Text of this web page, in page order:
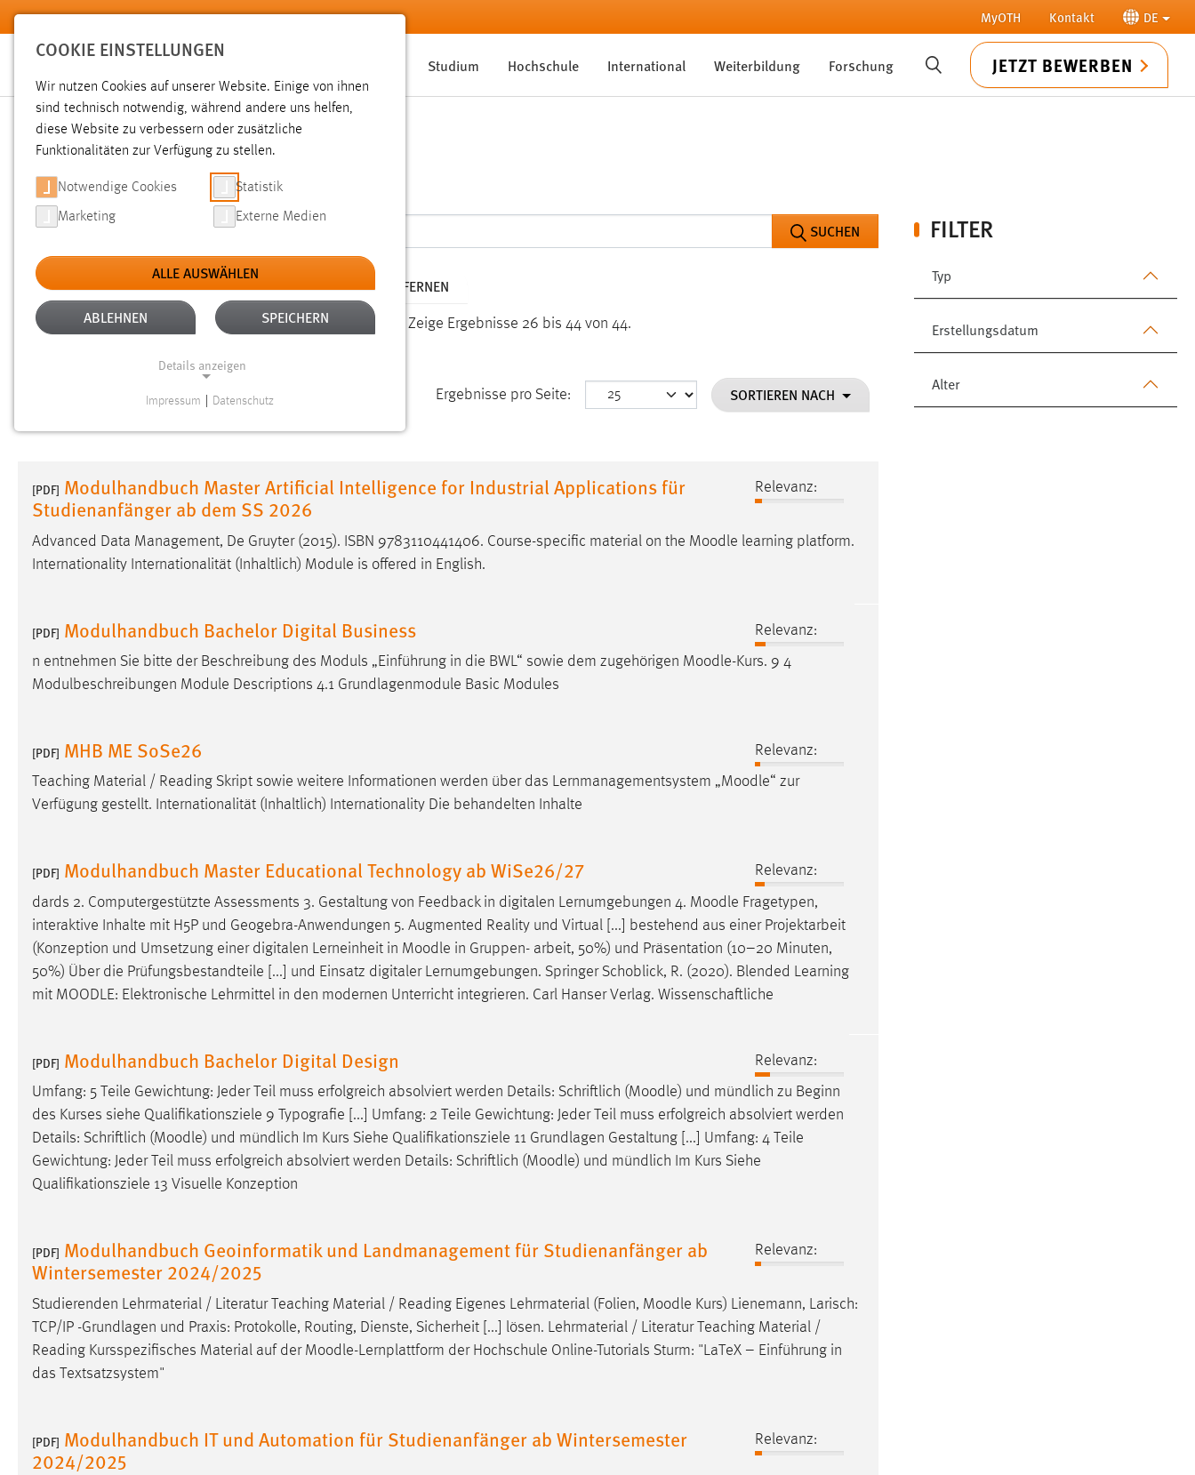
Zum Hauptinhalt springen MyOTH Kontakt DE
Studium Hochschule International Weiterbildung Forschung SUCHE JETZT BEWERBEN
SUCHE
FILTER
Typ
Erstellungsdatum
Alter
SUCHEN
Aktive Filter: ALTER: 1 BIS 6 MONATE ALLE FILTER ENTFERNEN
Gesucht nach "moodle". Es wurden 44 Ergebnisse gefunden. Zeige Ergebnisse 26 bis 44 von 44.
Ergebnisse pro Seite: SORTIEREN NACH
[PDF] Modulhandbuch Master Artificial Intelligence for Industrial Applications für
Studienanfänger ab dem SS 2026
Relevanz:
Advanced Data Management, De Gruyter (2015). ISBN 9783110441406. Course-specific material on the Moodle learning platform.
Internationality Internationalität (Inhaltlich) Module is offered in English.
[PDF] Modulhandbuch Bachelor Digital Business
Relevanz:
n entnehmen Sie bitte der Beschreibung des Moduls „Einführung in die BWL“ sowie dem zugehörigen Moodle-Kurs. 9 4
Modulbeschreibungen Module Descriptions 4.1 Grundlagenmodule Basic Modules
[PDF] MHB ME SoSe26
Relevanz:
Teaching Material / Reading Skript sowie weitere Informationen werden über das Lernmanagementsystem „Moodle“ zur
Verfügung gestellt. Internationalität (Inhaltlich) Internationality Die behandelten Inhalte
[PDF] Modulhandbuch Master Educational Technology ab WiSe26/27
Relevanz:
dards 2. Computergestützte Assessments 3. Gestaltung von Feedback in digitalen Lernumgebungen 4. Moodle Fragetypen,
interaktive Inhalte mit H5P und Geogebra-Anwendungen 5. Augmented Reality und Virtual [...] bestehend aus einer Projektarbeit
(Konzeption und Umsetzung einer digitalen Lerneinheit in Moodle in Gruppen- arbeit, 50%) und Präsentation (10–20 Minuten,
50%) Über die Prüfungsbestandteile [...] und Einsatz digitaler Lernumgebungen. Springer Schoblick, R. (2020). Blended Learning
mit MOODLE: Elektronische Lehrmittel in den modernen Unterricht integrieren. Carl Hanser Verlag. Wissenschaftliche
[PDF] Modulhandbuch Bachelor Digital Design
Relevanz:
Umfang: 5 Teile Gewichtung: Jeder Teil muss erfolgreich absolviert werden Details: Schriftlich (Moodle) und mündlich zu Beginn
des Kurses siehe Qualifikationsziele 9 Typografie [...] Umfang: 2 Teile Gewichtung: Jeder Teil muss erfolgreich absolviert werden
Details: Schriftlich (Moodle) und mündlich Im Kurs Siehe Qualifikationsziele 11 Grundlagen Gestaltung [...] Umfang: 4 Teile
Gewichtung: Jeder Teil muss erfolgreich absolviert werden Details: Schriftlich (Moodle) und mündlich Im Kurs Siehe
Qualifikationsziele 13 Visuelle Konzeption
[PDF] Modulhandbuch Geoinformatik und Landmanagement für Studienanfänger ab
Wintersemester 2024/2025
Relevanz:
Studierenden Lehrmaterial / Literatur Teaching Material / Reading Eigenes Lehrmaterial (Folien, Moodle Kurs) Lienemann, Larisch:
TCP/IP -Grundlagen und Praxis: Protokolle, Routing, Dienste, Sicherheit [...] lösen. Lehrmaterial / Literatur Teaching Material /
Reading Kursspezifisches Material auf der Moodle-Lernplattform der Hochschule Online-Tutorials Sturm: "LaTeX – Einführung in
das Textsatzsystem"
[PDF] Modulhandbuch IT und Automation für Studienanfänger ab Wintersemester
2024/2025
Relevanz:
COOKIE EINSTELLUNGEN
Wir nutzen Cookies auf unserer Website. Einige von ihnen
sind technisch notwendig, während andere uns helfen,
diese Website zu verbessern oder zusätzliche
Funktionalitäten zur Verfügung zu stellen.
Notwendige Cookies Statistik
Marketing Externe Medien
ALLE AUSWÄHLEN
ABLEHNEN SPEICHERN
Details anzeigen
Website erforderlich.
Einverständnis
Name: cookie_consent
des Benutzers
Cookie Laufzeit:
Name: staticfilecache
Zweck:
Für performante Seitenauslieferung wird
in diesem Cookie gespeichert, ob man
Sprachpräferenz
Name: site-language-preference
Zweck:
Das Cookie speichert die gewählte
Sprache der Website.
Cookie Laufzeit:
Chat
Name:
MibewSessionID, MIBEW_UserID,
mibew_locale, mibew-chat-frame-style-
5e9dbeb1811c0446
Zweck:
Wird benötigt um die Chatfunktion
nutzen zu können.
Sitzungslaufzeit, mibew_locale = 3
Jahre, MIBEW_UserID = 1 Jahr
Login
Name:
Cookie Laufzeit: 24 Stunden
Impressum Datenschutz